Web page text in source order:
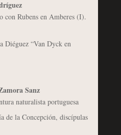
con Rubens en Amberes (I).
Diéguez “Van Dyck en
Sanz
naturalista portuguesa
de la Concepción, discípulas